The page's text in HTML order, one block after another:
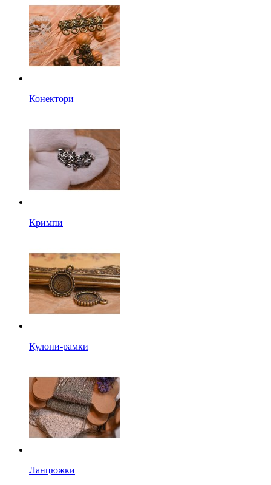
Конектори
Кримпи
Кулони-рамки
Ланцюжки